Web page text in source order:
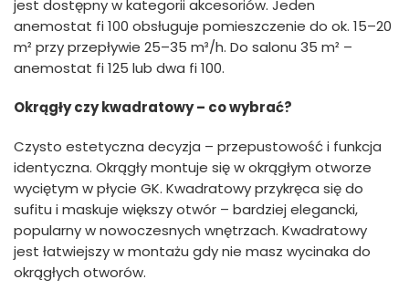
jest dostępny w kategorii akcesoriów. Jeden
anemostat fi 100 obsługuje pomieszczenie do ok. 15–20
m² przy przepływie 25–35 m³/h. Do salonu 35 m² –
anemostat fi 125 lub dwa fi 100.
Okrągły czy kwadratowy – co wybrać?
Czysto estetyczna decyzja – przepustowość i funkcja
identyczna. Okrągły montuje się w okrągłym otworze
wyciętym w płycie GK. Kwadratowy przykręca się do
sufitu i maskuje większy otwór – bardziej elegancki,
popularny w nowoczesnych wnętrzach. Kwadratowy
jest łatwiejszy w montażu gdy nie masz wycinaka do
okrągłych otworów.